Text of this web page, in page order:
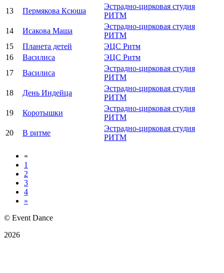
13
Пермякова Ксюша
Эстрадно-цирковая студия
РИТМ
14
Исакова Маша
Эстрадно-цирковая студия
РИТМ
15
Планета детей
ЭЦС Ритм
16
Василиса
ЭЦС Ритм
17
Василиса
Эстрадно-цирковая студия
РИТМ
18
День Индейца
Эстрадно-цирковая студия
РИТМ
19
Коротышки
Эстрадно-цирковая студия
РИТМ
20
В ритме
Эстрадно-цирковая студия
РИТМ
«
1
2
3
4
»
© Event Dance
2026